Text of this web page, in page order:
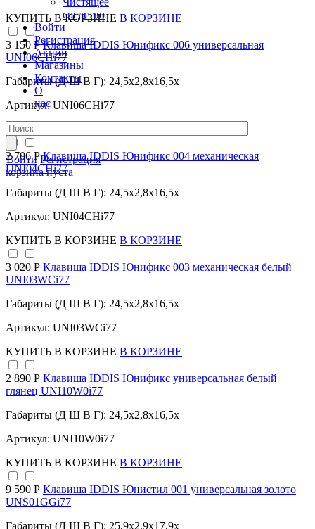
средство
Войти
Регистрация
Акции
Магазины
Контакты
О
нас
Войти Регистрация
корзина пуста
КУПИТЬ В КОРЗИНЕ В КОРЗИНЕ
3 150 РКлавиша IDDIS Юнификс 006 универсальная
UNI06CHi77
Габариты (Д Ш В Г): 24,5x2,8x16,5x
Артикул: UNI06CHi77
КУПИТЬ
2 706 РКлавиша IDDIS Юнификс 004 механическая
UNI04CHi77
Габариты (Д Ш В Г): 24,5x2,8x16,5x
Артикул: UNI04CHi77
КУПИТЬ В КОРЗИНЕ В КОРЗИНЕ
3 020 Р Клавиша IDDIS Юнификс 003 механическая белый
UNI03WCi77
Габариты (Д Ш В Г): 24,5x2,8x16,5x
Артикул: UNI03WCi77
КУПИТЬ В КОРЗИНЕ В КОРЗИНЕ
2 890 Р Клавиша IDDIS Юнификс универсальная белый
глянец UNI10W0i77
Габариты (Д Ш В Г): 24,5x2,8x16,5x
Артикул: UNI10W0i77
КУПИТЬ В КОРЗИНЕ В КОРЗИНЕ
9 590 Р Клавиша IDDIS Юнистил 001 универсальная золото
UNS01GGi77
Габариты (Д Ш В Г): 25,9x2,9x17,9x